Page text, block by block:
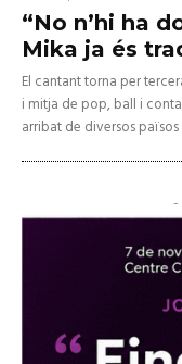
“No n’hi ha
Mika ja és
El cantant torna per
i mitja de pop, ball i
arribat de diversos països
-